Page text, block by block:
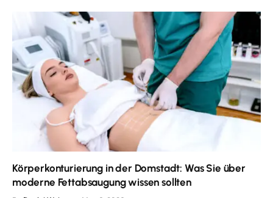
Körperkonturierung in der Domstadt: Was Sie über
moderne Fettabsaugung wissen sollten